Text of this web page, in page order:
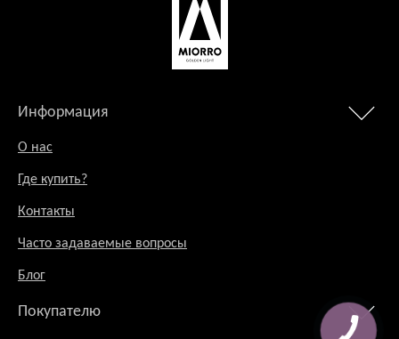
Информация
О нас
Где купить?
Контакты
Часто задаваемые вопросы
Блог
Покупателю